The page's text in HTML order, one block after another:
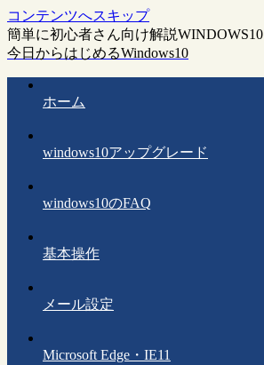
コンテンツへスキップ
簡単に初心者さん向け解説WINDOWS10
今日からはじめるWindows10
ホーム
windows10アップグレード
windows10のFAQ
基本操作
メール設定
Microsoft Edge・IE11